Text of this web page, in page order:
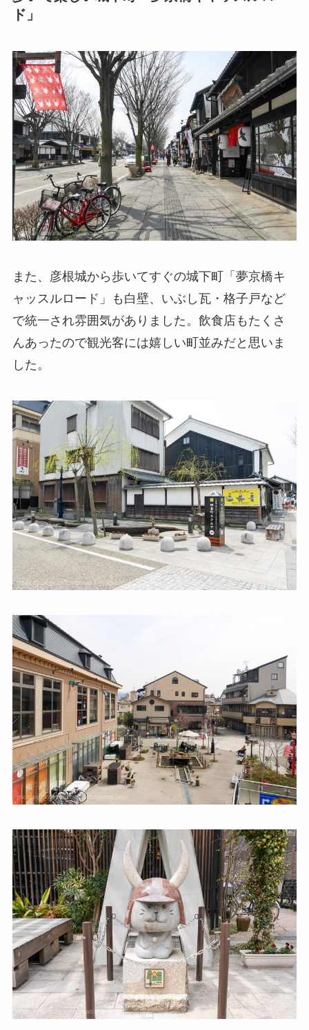
ド」
また、彦根城から歩いてすぐの城下町「夢京橋キ
ャッスルロード」も白壁、いぶし瓦・格子戸など
で統一され雰囲気がありました。飲食店もたくさ
んあったので観光客には嬉しい町並みだと思いま
した。